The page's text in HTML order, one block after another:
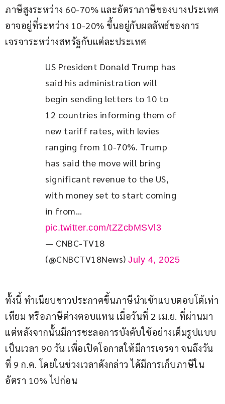
ภาษีสูงระหว่าง 60-70% และอัตราภาษีของบางประเทศ
อาจอยู่ที่ระหว่าง 10-20% ขึ้นอยู่กับผลลัพธ์ของการ
เจรจาระหว่างสหรัฐกับแต่ละประเทศ
US President Donald Trump has
said his administration will
begin sending letters to 10 to
12 countries informing them of
new tariff rates, with levies
ranging from 10-70%. Trump
has said the move will bring
significant revenue to the US,
with money set to start coming
in from…
pic.twitter.com/tZZcbMSVl3
— CNBC-TV18
(@CNBCTV18News) July 4, 2025
ทั้งนี้ ทำเนียบขาวประกาศขึ้นภาษีนำเข้าแบบตอบโต้เท่า
เทียม หรือภาษีต่างตอบแทน เมื่อวันที่ 2 เม.ย. ที่ผ่านมา
แต่หลังจากนั้นมีการชะลอการบังคับใช้อย่างเต็มรูปแบบ
เป็นเวลา 90 วัน เพื่อเปิดโอกาสให้มีการเจรจา จนถึงวัน
ที่ 9 ก.ค. โดยในช่วงเวลาดังกล่าว ได้มีการเก็บภาษีใน
อัตรา 10% ไปก่อน